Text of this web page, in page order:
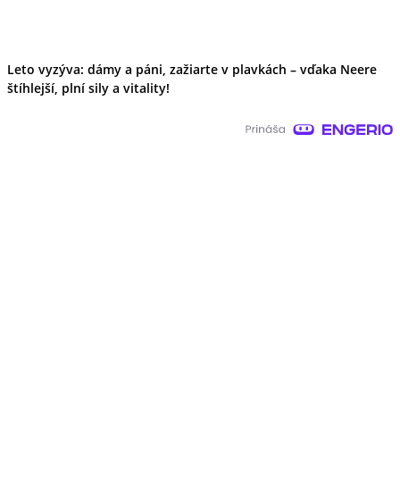
Leto vyzýva: dámy a páni, zažiarte v plavkách – vďaka Neere
štíhlejší, plní sily a vitality!